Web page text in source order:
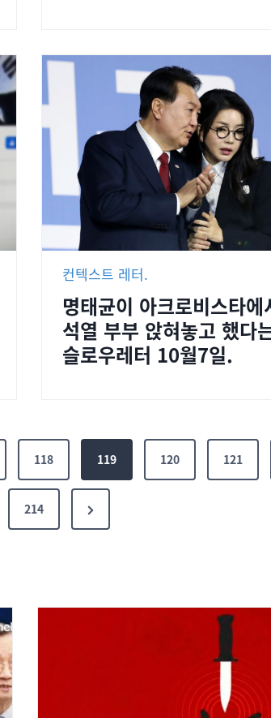
컨텍스트 레터.
명태균이 아크로비스타에
석열 부부 앉혀놓고 했다
슬로우레터 10월7일.
118 119 120 121
214